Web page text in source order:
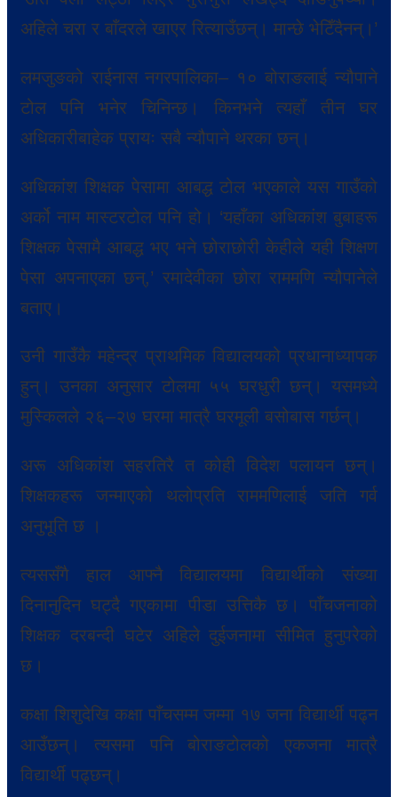
अहिले चरा र बाँदरले खाएर रित्याउँछन्। मान्छे भेटिँदैनन्।’
लमजुङको राईनास नगरपालिका– १० बोराङलाई न्यौपाने
टोल पनि भनेर चिनिन्छ। किनभने त्यहाँ तीन घर
अधिकारीबाहेक प्रायः सबै न्यौपाने थरका छन्।
अधिकांश शिक्षक पेसामा आबद्ध टोल भएकाले यस गाउँको
अर्को नाम मास्टरटोल पनि हो। ‘यहाँका अधिकांश बुबाहरू
शिक्षक पेसामै आबद्ध भए भने छोराछोरी केहीले यही शिक्षण
पेसा अपनाएका छन्,’ रमादेवीका छोरा राममणि न्यौपानेले
बताए।
उनी गाउँकै महेन्द्र प्राथमिक विद्यालयको प्रधानाध्यापक
हुन्। उनका अनुसार टोलमा ५५ घरधुरी छन्। यसमध्ये
मुस्किलले २६–२७ घरमा मात्रै घरमूली बसोबास गर्छन्।
अरू अधिकांश सहरतिरै त कोही विदेश पलायन छन्।
शिक्षकहरू जन्माएको थलोप्रति राममणिलाई जति गर्व
अनुभूति छ ।
त्यससँगै हाल आफ्नै विद्यालयमा विद्यार्थीको संख्या
दिनानुदिन घट्दै गएकामा पीडा उत्तिकै छ। पाँचजनाको
शिक्षक दरबन्दी घटेर अहिले दुईजनामा सीमित हुनुपरेको
छ।
कक्षा शिशुदेखि कक्षा पाँचसम्म जम्मा १७ जना विद्यार्थी पढ्न
आउँछन्। त्यसमा पनि बोराङटोलको एकजना मात्रै
विद्यार्थी पढ्छन्।